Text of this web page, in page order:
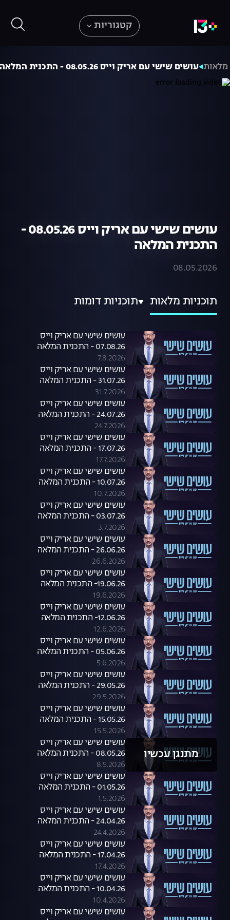
קטגוריות
מלאות עושים שישי עם אריק וייס 08.05.26 - התכנית המלאה
עושים שישי עם אריק וייס 08.05.26 -
התכנית המלאה
08.05.2026
תוכניות מלאות תוכניות דומות
עושים שישי עם אריק וייס
07.08.26 - התכנית המלאה
7.8.2026
עושים שישי עם אריק וייס
31.07.26 - התכנית המלאה
31.7.2026
עושים שישי עם אריק וייס
24.07.26 - התכנית המלאה
24.7.2026
עושים שישי עם אריק וייס
17.07.26 - התכנית המלאה
17.7.2026
עושים שישי עם אריק וייס
10.07.26 - התכנית המלאה
10.7.2026
עושים שישי עם אריק וייס
03.07.26 - התכנית המלאה
3.7.2026
עושים שישי עם אריק וייס
26.06.26 - התכנית המלאה
26.6.2026
עושים שישי עם אריק וייס
19.06.26- התכנית המלאה
19.6.2026
עושים שישי עם אריק וייס
12.06.26- התכנית המלאה
12.6.2026
עושים שישי עם אריק וייס
05.06.26 - התכנית המלאה
5.6.2026
עושים שישי עם אריק וייס
29.05.26 - התכנית המלאה
29.5.2026
עושים שישי עם אריק וייס
15.05.26 - התכנית המלאה
15.5.2026
מתנגן עכשיו
עושים שישי עם אריק וייס
08.05.26 - התכנית המלאה
8.5.2026
עושים שישי עם אריק וייס
01.05.26 - התכנית המלאה
1.5.2026
עושים שישי עם אריק וייס
24.04.26 - התכנית המלאה
24.4.2026
עושים שישי עם אריק וייס
17.04.26 - התכנית המלאה
17.4.2026
עושים שישי עם אריק וייס
10.04.26 - התכנית המלאה
10.4.2026
עושים שישי עם אריק וייס